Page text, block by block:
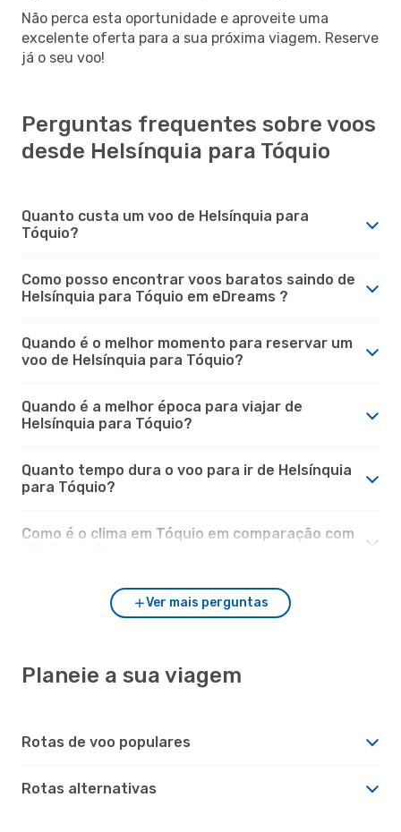
Não perca esta oportunidade e aproveite uma
excelente oferta para a sua próxima viagem. Reserve
já o seu voo!
Perguntas frequentes sobre voos
desde Helsínquia para Tóquio
Quanto custa um voo de Helsínquia para
Tóquio?
Como posso encontrar voos baratos saindo de
Helsínquia para Tóquio em eDreams ?
Quando é o melhor momento para reservar um
voo de Helsínquia para Tóquio?
Quando é a melhor época para viajar de
Helsínquia para Tóquio?
Quanto tempo dura o voo para ir de Helsínquia
para Tóquio?
Como é o clima em Tóquio em comparação com
Ver mais perguntas
Planeie a sua viagem
Rotas de voo populares
Rotas alternativas